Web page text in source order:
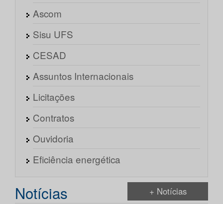
Ascom
Sisu UFS
CESAD
Assuntos Internacionais
Licitações
Contratos
Ouvidoria
Eficiência energética
Notícias + Notícias